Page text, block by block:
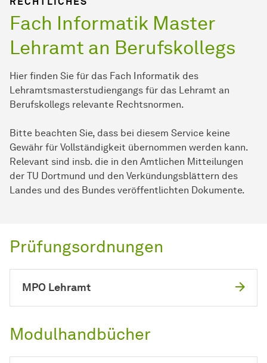
Fach Informatik Master
Lehramt an Berufskollegs
Hier finden Sie für das Fach Informatik des
Lehramtsmasterstudiengangs für das Lehramt an
Berufskollegs relevante Rechtsnormen.
Bitte beachten Sie, dass bei diesem Service keine
Gewähr für Vollständigkeit übernommen werden kann.
Relevant sind insb. die in den Amtlichen Mitteilungen
der TU Dortmund und den Verkündungsblättern des
Landes und des Bundes veröffentlichten Dokumente.
Prüfungsordnungen
MPO Lehramt
Modulhandbücher